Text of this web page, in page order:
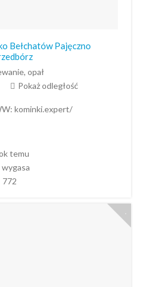
Bełchatów Pajęczno
opał
Pokaż odległość
kominki.expert/
temu
772